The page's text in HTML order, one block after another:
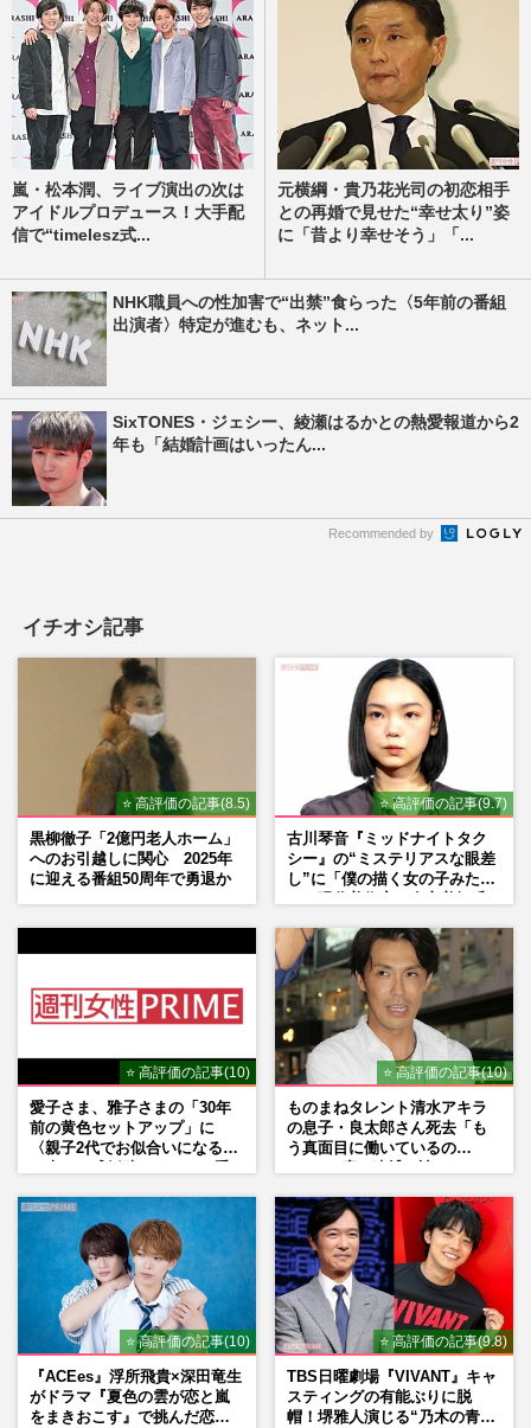
嵐・松本潤、ライブ演出の次は
アイドルプロデュース！大手配
信で“timelesz式...
元横綱・貴乃花光司の初恋相手
との再婚で見せた“幸せ太り”姿
に「昔より幸せそう」「...
NHK職員への性加害で“出禁”食らった〈5年前の番組
出演者〉特定が進むも、ネット...
SixTONES・ジェシー、綾瀬はるかとの熱愛報道から2
年も「結婚計画はいったん...
Recommended by
イチオシ記事
⭐ 高評価の記事(8.5)
黒柳徹子「2億円老人ホーム」
へのお引越しに関心 2025年
に迎える番組50周年で勇退か
⭐ 高評価の記事(9.7)
古川琴音『ミッドナイトタク
シー』の“ミステリアスな眼差
し”に「僕の描く女の子みた
⭐ 高評価の記事(10)
愛子さま、雅子さまの「30年
前の黄色セットアップ」に
〈親子2代でお似合いになる〉
⭐ 高評価の記事(10)
ものまねタレント清水アキラ
の息子・良太郎さん死去「も
う真面目に働いているの
⭐ 高評価の記事(10)
『ACEes』浮所飛貴×深田竜生
がドラマ『夏色の雲が恋と嵐
をまきおこす』で挑んだ恋人
⭐ 高評価の記事(9.8)
TBS日曜劇場『VIVANT』キャ
スティングの有能ぶりに脱
帽！堺雅人演じる“乃木の青年